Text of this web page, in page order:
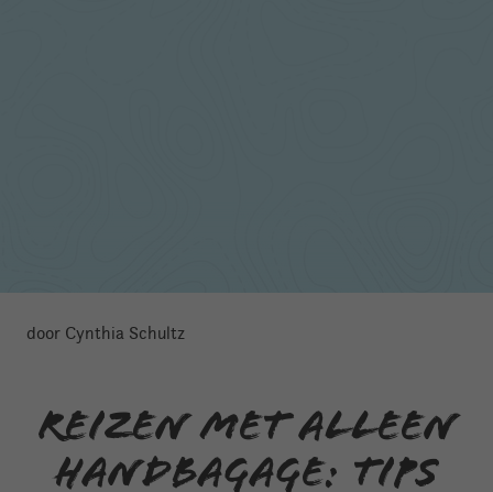
door Cynthia Schultz
Reizen met alleen
handbagage: TIPS